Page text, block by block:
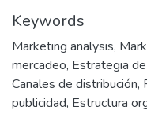
Keywords
Marketing analysis,
mercadeo, Estrategia
Canales de distribución,
publicidad, Estructura